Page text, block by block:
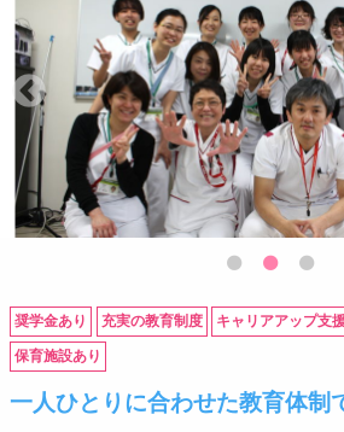
奨学金あり 充実の教育制度 キャリアアップ支
保育施設あり
一人ひとりに合わせた教育体制